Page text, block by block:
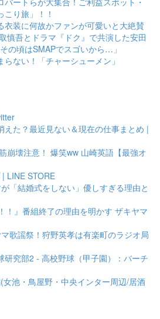
り旅」！！
衣装に何故かファンが可愛いと大絶賛
慎吾とドラマ『ドク』で共演した安田
の頃はSMAPでスゴいから…」
ない！「チャーシューメン」
えた？最近見ない＆現在の仕事まとめ |
崩壊注意！ 爆笑ww 山崎英語【最強オ
LINE STORE
「結婚式をしない」優しすぎる理由と
！』番組終了の理由を明かす ザキヤマ
歌謡祭！狩野英孝は有楽町のラジオ局
研究部2 - 高校野球（甲子園）：バーチ
池・鳥屋野・中央インター周辺/居酒